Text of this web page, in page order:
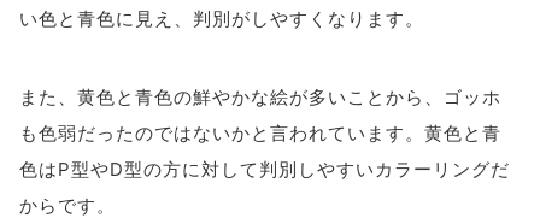
い色と青色に見え、判別がしやすくなります。
また、黄色と青色の鮮やかな絵が多いことから、ゴッホ
も色弱だったのではないかと言われています。黄色と青
色はP型やD型の方に対して判別しやすいカラーリングだ
からです。